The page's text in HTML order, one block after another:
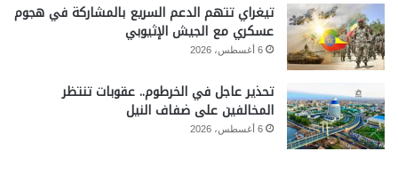
تيغراي تتهم الدعم السريع بالمشاركة في هجوم
عسكري مع الجيش الإثيوبي
6 أغسطس، 2026
تحذير عاجل في الخرطوم.. عقوبات تنتظر
المخالفين على ضفاف النيل
6 أغسطس، 2026